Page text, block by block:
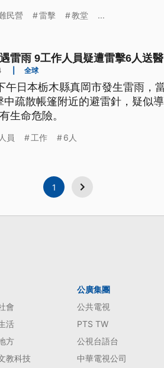
民營 雷擊 教堂 ...
雷雨 9工作人員疑遭雷擊6人送醫
全球
午日本栃木縣真岡市發生雷雨，
中疏散帳篷附近的避雷針，疑似
生命危險。
人員 工作 6人
1
會
活
方
教科技
公廣集團
公共電視
PTS TW
公視台語台
中華電視公司